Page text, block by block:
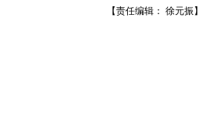
【责任编辑： 徐元振】